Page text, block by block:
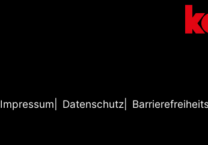
Impressum Datenschutz